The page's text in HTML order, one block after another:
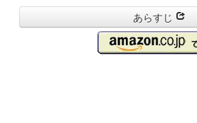
あらすじ